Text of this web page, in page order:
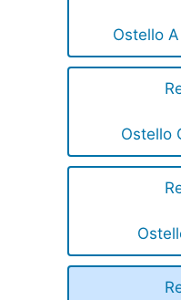
Ostello
Ostello